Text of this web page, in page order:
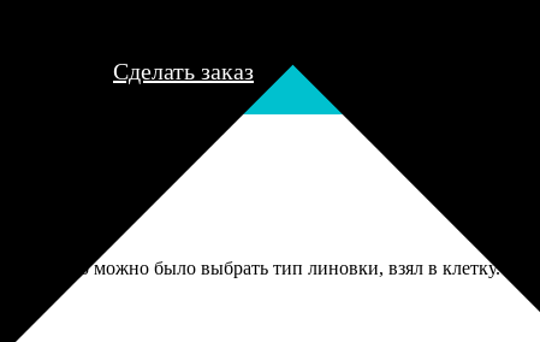
Сделать заказ
что можно было выбрать тип линовки, взял в клетку.